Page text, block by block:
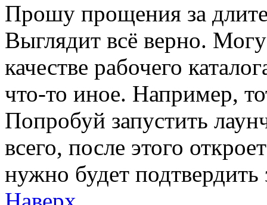
Прошу прощения за
Выглядит всё верно.
качестве рабочего
что-то иное. Например,
Попробуй запустить
всего, после этого
нужно будет подтвердить